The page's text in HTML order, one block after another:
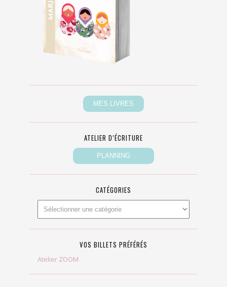
ATELIER D’ÉCRITURE
CATÉGORIES
VOS BILLETS PRÉFÉRÉS
Atelier ZOOM